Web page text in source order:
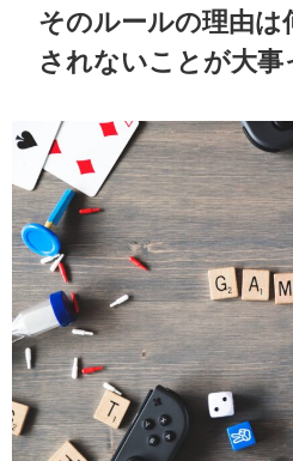
そのルールの理由は
されないことが大事